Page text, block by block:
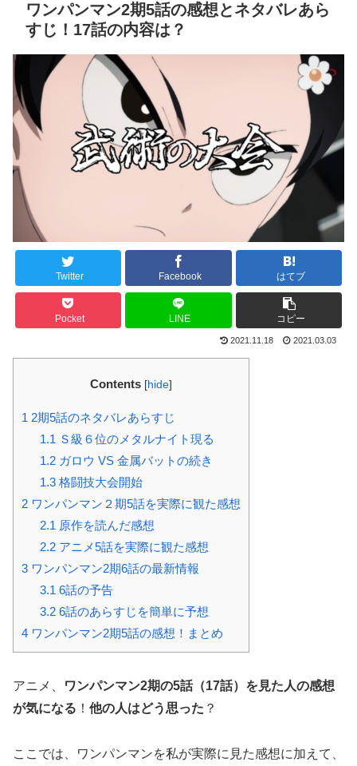
ワンパンマン2期5話の感想とネタバレあら
すじ！17話の内容は？
Twitter Facebook はてブ
Pocket LINE コピー
2021.11.18 2021.03.03
Contents [hide]
1 2期5話のネタバレあらすじ
1.1 Ｓ級６位のメタルナイト現る
1.2ガロウ VS 金属バットの続き
1.3格闘技大会開始
2 ワンパンマン２期5話を実際に観た感想
2.1 原作を読んだ感想
2.2アニメ5話を実際に観た感想
3 ワンパンマン2期6話の最新情報
3.1 6話の予告
3.26話のあらすじを簡単に予想
4 ワンパンマン2期5話の感想！まとめ
アニメ、
ワンパンマン2期の5話（17話）を見た人の感想
が気になる ！ 他の人はどう思った ？
ここでは、ワンパンマンを私が実際に見た感想に加えて、